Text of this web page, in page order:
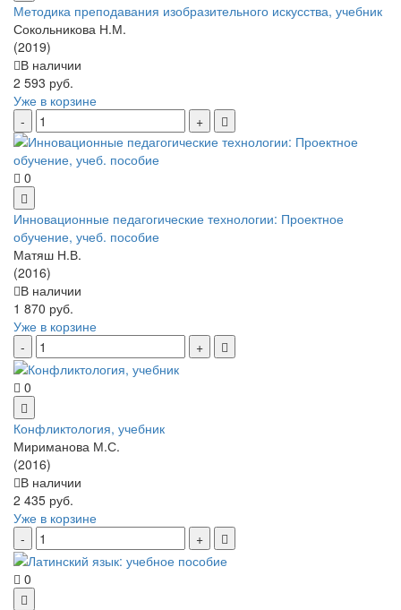
Методика преподавания изобразительного искусства, учебник
Сокольникова Н.М.
(2019)
В наличии
2 593 руб.
Уже в корзине
0
Инновационные педагогические технологии: Проектное
обучение, учеб. пособие
Матяш Н.В.
(2016)
В наличии
1 870 руб.
Уже в корзине
0
Конфликтология, учебник
Мириманова М.С.
(2016)
В наличии
2 435 руб.
Уже в корзине
0